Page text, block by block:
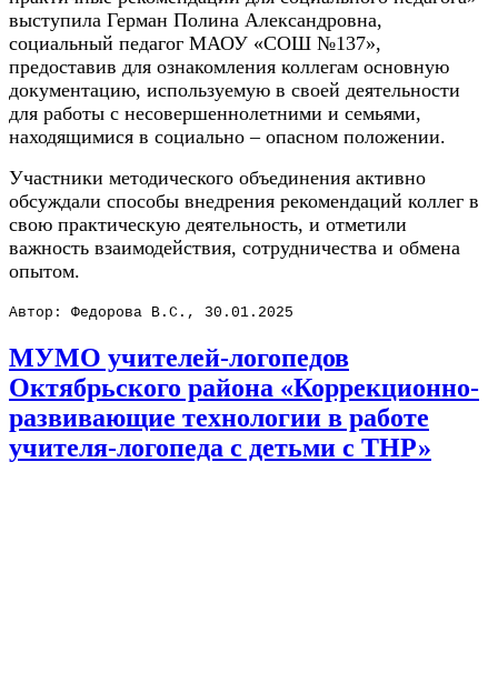
выступила Герман Полина Александровна,
социальный педагог МАОУ «СОШ №137»,
предоставив для ознакомления коллегам основную
документацию, используемую в своей деятельности
для работы с несовершеннолетними и семьями,
находящимися в социально – опасном положении.
Участники методического объединения активно
обсуждали способы внедрения рекомендаций коллег в
свою практическую деятельность, и отметили
важность взаимодействия, сотрудничества и обмена
опытом.
Автор: Федорова В.С., 30.01.2025
МУМО учителей-логопедов
Октябрьского района «Коррекционно-
развивающие технологии в работе
учителя-логопеда с детьми с ТНР»